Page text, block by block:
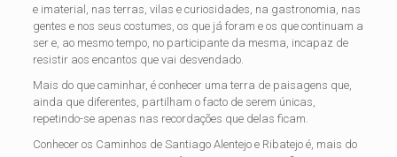
e imaterial, nas terras, vilas e curiosidades, na gastronomia, nas
gentes e nos seus costumes, os que já foram e os que continuam a
ser e, ao mesmo tempo, no participante da mesma, incapaz de
resistir aos encantos que vai desvendado.
Mais do que caminhar, é conhecer uma terra de paisagens que,
ainda que diferentes, partilham o facto de serem únicas,
repetindo-se apenas nas recordações que delas ficam.
Conhecer os Caminhos de Santiago Alentejo e Ribatejo é, mais do